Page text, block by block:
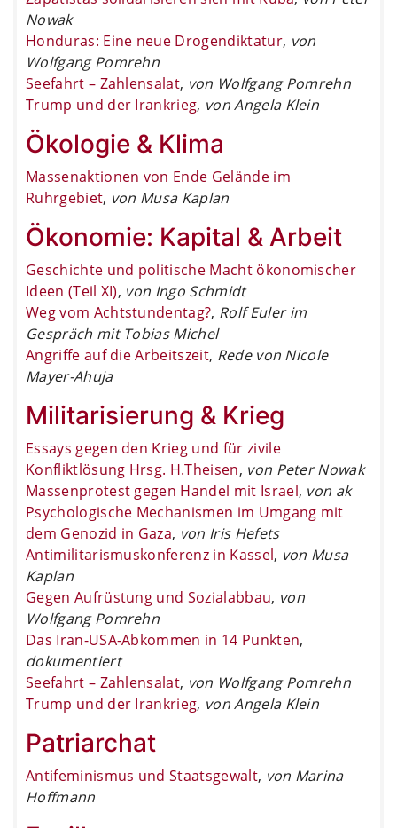
Nowak
Honduras: Eine neue Drogendiktatur, von
Wolfgang Pomrehn
Seefahrt – Zahlensalat, von Wolfgang Pomrehn
Trump und der Irankrieg, von Angela Klein
Ökologie & Klima
Massenaktionen von Ende Gelände im
Ruhrgebiet, von Musa Kaplan
Ökonomie: Kapital & Arbeit
Geschichte und politische Macht ökonomischer
Ideen (Teil XI), von Ingo Schmidt
Weg vom Achtstundentag?, Rolf Euler im
Gespräch mit Tobias Michel
Angriffe auf die Arbeitszeit, Rede von Nicole
Mayer-Ahuja
Militarisierung & Krieg
Essays gegen den Krieg und für zivile
Konfliktlösung Hrsg. H.Theisen, von Peter Nowak
Massenprotest gegen Handel mit Israel, von ak
Psychologische Mechanismen im Umgang mit
dem Genozid in Gaza, von Iris Hefets
Antimilitarismuskonferenz in Kassel, von Musa
Kaplan
Gegen Aufrüstung und Sozialabbau, von
Wolfgang Pomrehn
Das Iran-USA-Abkommen in 14 Punkten,
dokumentiert
Seefahrt – Zahlensalat, von Wolfgang Pomrehn
Trump und der Irankrieg, von Angela Klein
Patriarchat
Antifeminismus und Staatsgewalt, von Marina
Hoffmann